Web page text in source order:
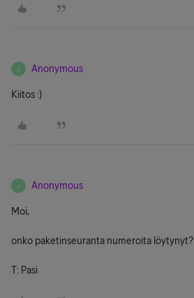
A Anonymous
Kiitos :)
A Anonymous
Moi,
onko paketinseuranta numeroita löytynyt?
T: Pasi